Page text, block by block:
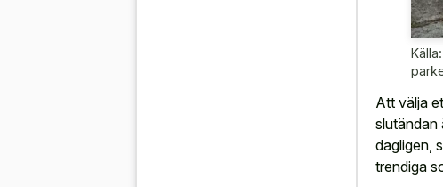
Källa:
Att välja
slutändan
dagligen,
trendiga